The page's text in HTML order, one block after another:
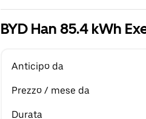
BYD Han 85.4 kWh
Anticipo da
Prezzo / mese da
Durata